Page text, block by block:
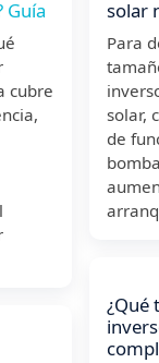
Guía
cubre
solar
Para
solar,
de
¿Qué